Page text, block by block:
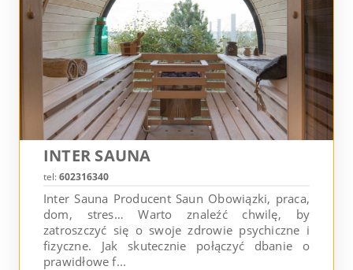
INTER SAUNA
tel:602316340
Inter Sauna Producent Saun Obowiązki, praca,
dom, stres… Warto znaleźć chwilę, by
zatroszczyć się o swoje zdrowie psychiczne i
fizyczne. Jak skutecznie połączyć dbanie o
prawidłowe f...